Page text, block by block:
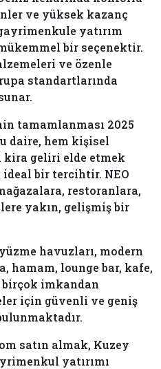
ve yüksek kazanç
yatırım
bir seçenektir.
ve özenle
standartlarında
tamamlanması 2025
daire, hem kişisel
kira geliri elde etmek
bir tercihtir. NEO
restoranlara,
yakın, gelişmiş bir
havuzları, modern
hamam, lounge bar, kafe,
birçok imkandan
için güvenli ve geniş
satın almak, Kuzey
yatırımı